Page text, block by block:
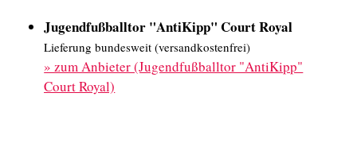
Jugendfußballtor "AntiKipp" Court Royal
Lieferung bundesweit (versandkostenfrei)
»zum Anbieter (Jugendfußballtor "AntiKipp"
Court Royal)